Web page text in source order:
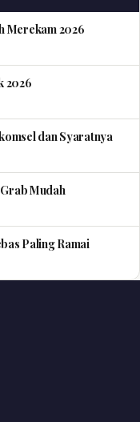
Merekam 2026
2026
dan Syaratnya
Mudah
Paling Ramai